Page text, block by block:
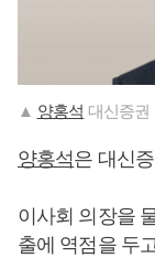
▲ 양홍석 대신증권
양홍석은 대신
이사회 의장을
출에 역점을 두